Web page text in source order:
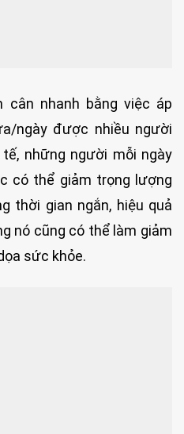
cân nhanh bằng việc áp
ngày được nhiều người
những người mỗi ngày
có thể giảm trọng lượng
thời gian ngắn, hiệu quả
nó cũng có thể làm giảm
sức khỏe.